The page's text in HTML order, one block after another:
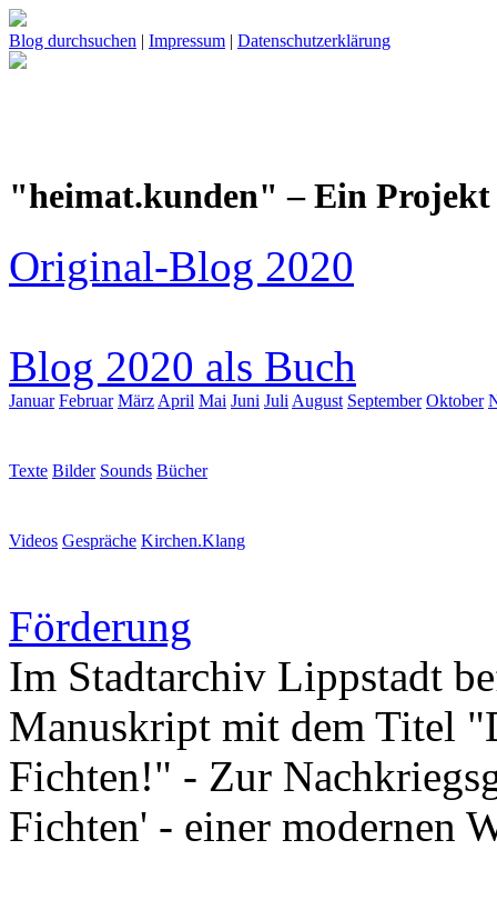
Blog durchsuchen | Impressum | Datenschutzerklärung
"heimat.kunden" – Ein
Original-Blog 2020
Blog 2020 als Buch
Januar Februar März April Mai Juni Juli August September Oktober
Texte Bilder Sounds Bücher
Videos Gespräche Kirchen.Klang
Förderung
Im Stadtarchiv Lippstadt
Manuskript mit dem Titel
Fichten!" - Zur
Fichten' - einer modernen